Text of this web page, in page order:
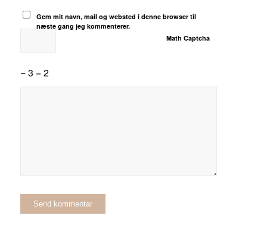
Gem mit navn, mail og websted i denne browser til
næste gang jeg kommenterer.
Math Captcha
− 3 = 2